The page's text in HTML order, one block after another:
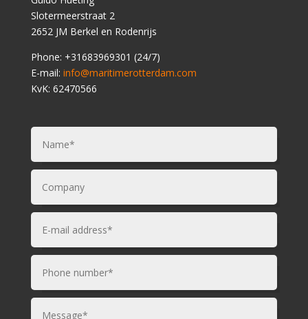
Slotermeerstraat 2
2652 JM Berkel en Rodenrijs
Phone: +31683969301 (24/7)
E-mail: info@maritimerotterdam.com
KvK: 62470566